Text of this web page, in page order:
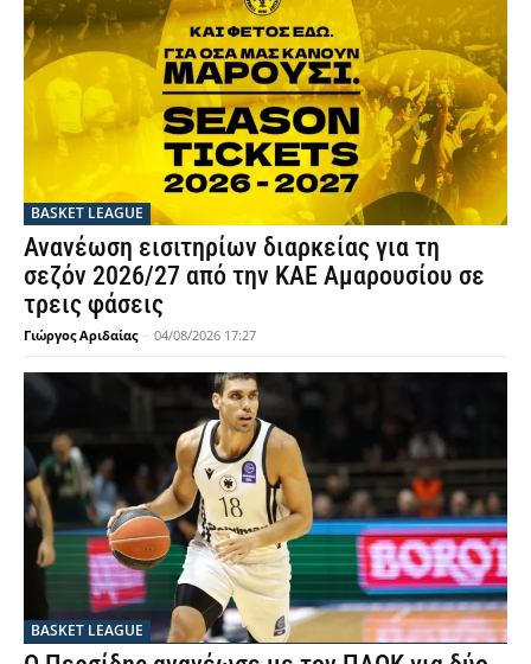
BASKET LEAGUE
Ανανέωση εισιτηρίων διαρκείας για τη
σεζόν 2026/27 από την ΚΑΕ Αμαρουσίου σε
τρεις φάσεις
Γιώργος Αριδαίας - 04/08/2026 17:27
BASKET LEAGUE